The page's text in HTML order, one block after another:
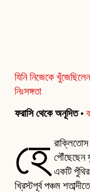
যিনি নিজেকে
নিঃসঙ্গতা
ফরাসি থেকে অনূদিত•
হে পৌঁছেছেন
একটি
খ্রিস্টপূর্ব পঞ্চম